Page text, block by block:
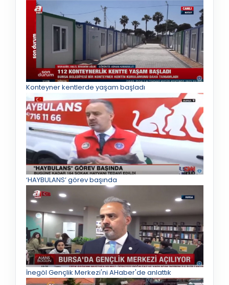
Konteyner kentlerde yaşam başladı
‘HAYBULANS’ görev başında
İnegöl Gençlik Merkezi'ni AHaber'de anlattık